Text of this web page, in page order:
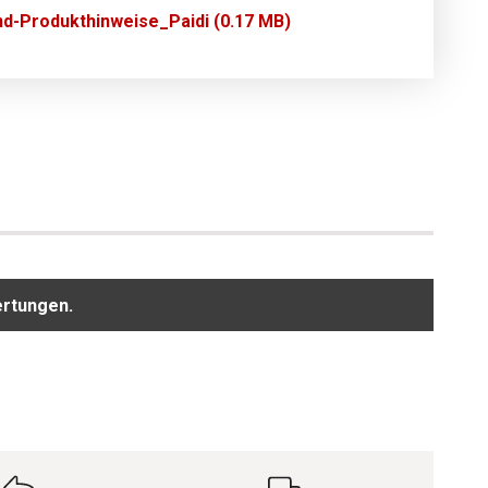
Produkthinweise_Paidi (0.17 MB)